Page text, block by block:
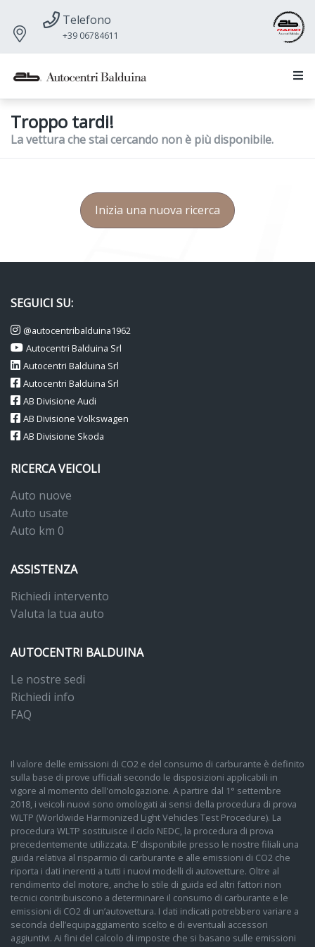
Telefono
+39 06784611
Troppo tardi!
La vettura che stai cercando non è più disponibile.
Inizia una nuova ricerca
SEGUICI SU:
@autocentribalduina1962
Autocentri Balduina Srl
Autocentri Balduina Srl
Autocentri Balduina Srl
AB Divisione Audi
AB Divisione Volkswagen
AB Divisione Skoda
RICERCA VEICOLI
Auto nuove
Auto usate
Auto km 0
ASSISTENZA
Richiedi intervento
Valuta la tua auto
AUTOCENTRI BALDUINA
Le nostre sedi
Richiedi info
FAQ
Il valore delle emissioni di CO2 e del consumo di carburante è definito
sulla base di prove ufficiali secondo le disposizioni applicabili in
vigore al momento dell'omologazione. A partire dal 1° settembre
2018, i veicoli nuovi sono omologati ai sensi della procedura di prova
WLTP (Worldwide Harmonized Light Vehicles Test Procedure). La
procedura WLTP sostituisce il ciclo NEDC, la procedura di prova
precedentemente utilizzata. E’ disponibile presso le nostre filiali una
guida relativa al risparmio di carburante e alle emissioni di CO2 che
riporta i dati inerenti a tutti i nuovi modelli di autovetture. Oltre al
rendimento del motore, anche lo stile di guida ed altri fattori non
tecnici contribuiscono a determinare il consumo di carburante e le
emissioni di CO2 di un’autovettura. I dati indicati potrebbero variare a
seconda dell’equipaggiamento scelto e di eventuali accessori
aggiuntivi. Ai fini del calcolo di imposte che si basano sulle emissioni